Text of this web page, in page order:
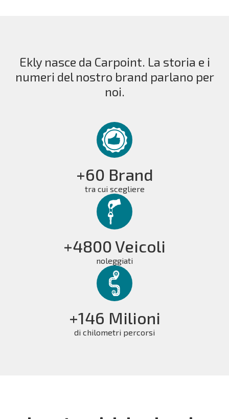
Ekly nasce da Carpoint. La storia e i
numeri del nostro brand parlano per
noi.
+60 Brand
tra cui scegliere
+4800 Veicoli
noleggiati
+146 Milioni
di chilometri percorsi